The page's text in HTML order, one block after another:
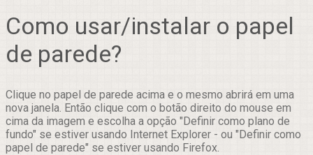
Como usar/instalar o papel
de parede?
Clique no papel de parede acima e o mesmo abrirá em uma
nova janela. Então clique com o botão direito do mouse em
cima da imagem e escolha a opção "Definir como plano de
fundo" se estiver usando Internet Explorer - ou "Definir como
papel de parede" se estiver usando Firefox.